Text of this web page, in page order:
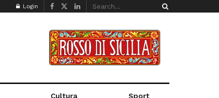
Login
Cultura Sport